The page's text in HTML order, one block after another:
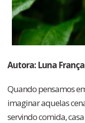
Autora: Luna França
Quando pensamos
imaginar aquelas
servindo comida,